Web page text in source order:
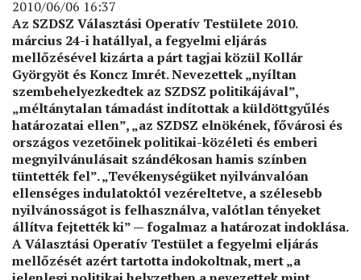
2010/06/06 16:37
Az SZDSZ Választási Operatív Testülete 2010.
március 24-i hatállyal, a fegyelmi eljárás
mellőzésével kizárta a párt tagjai közül Kollár
Györgyöt és Koncz Imrét. Nevezettek „nyíltan
szembehelyezkedtek az SZDSZ politikájával”,
„méltánytalan támadást indítottak a küldöttgyűlés
határozatai ellen”, „az SZDSZ elnökének, fővárosi és
országos vezetőinek politikai-közéleti és emberi
megnyilvánulásait szándékosan hamis színben
tüntették fel”. „Tevékenységüket nyilvánvalóan
ellenséges indulatoktól vezéreltetve, a szélesebb
nyilvánosságot is felhasználva, valótlan tényeket
állítva fejtették ki” — fogalmaz a határozat indoklása.
A Választási Operatív Testület a fegyelmi eljárás
mellőzését azért tartotta indokoltnak, mert „a